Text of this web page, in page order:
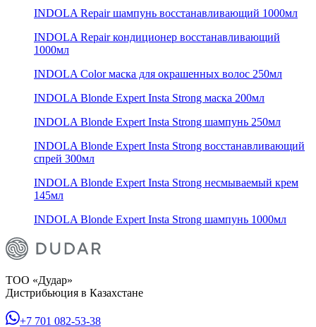
INDOLA Repair шампунь восстанавливающий 1000мл
INDOLA Repair кондиционер восстанавливающий
1000мл
INDOLA Color маска для окрашенных волос 250мл
INDOLA Blonde Expert Insta Strong маска 200мл
INDOLA Blonde Expert Insta Strong шампунь 250мл
INDOLA Blonde Expert Insta Strong восстанавливающий
спрей 300мл
INDOLA Blonde Expert Insta Strong несмываемый крем
145мл
INDOLA Blonde Expert Insta Strong шампунь 1000мл
ТОО «Дудар»
Дистрибьюция в Казахстане
+7 701 082-53-38